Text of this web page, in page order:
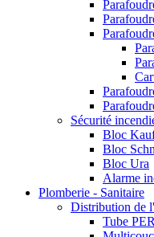
Sécurité
Bloc
Bloc
Bloc Ura
Alarme
Plomberie - Sanitaire
Distribution de
Tube